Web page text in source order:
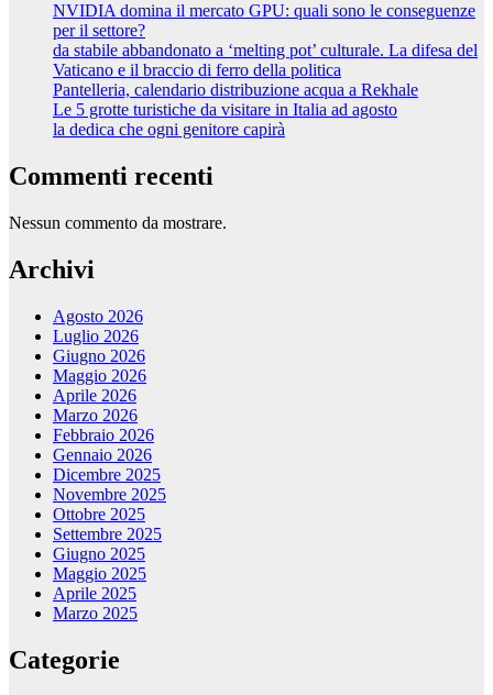
NVIDIA domina il mercato GPU: quali sono le conseguenze
per il settore?
da stabile abbandonato a ‘melting pot’ culturale. La difesa del
Vaticano e il braccio di ferro della politica
Pantelleria, calendario distribuzione acqua a Rekhale
Le 5 grotte turistiche da visitare in Italia ad agosto
la dedica che ogni genitore capirà
Commenti recenti
Nessun commento da mostrare.
Archivi
Agosto 2026
Luglio 2026
Giugno 2026
Maggio 2026
Aprile 2026
Marzo 2026
Febbraio 2026
Gennaio 2026
Dicembre 2025
Novembre 2025
Ottobre 2025
Settembre 2025
Giugno 2025
Maggio 2025
Aprile 2025
Marzo 2025
Categorie